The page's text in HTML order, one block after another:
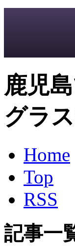
鹿児
グラ
Home
Top
RSS
記事一